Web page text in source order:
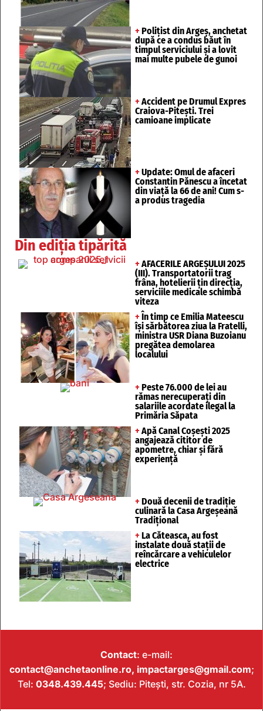
+ Polițist din Argeș, anchetat
după ce a condus băut în
timpul serviciului și a lovit
mai multe pubele de gunoi
+ Accident pe Drumul Expres
Craiova-Pitești. Trei
camioane implicate
+ Update: Omul de afaceri
Constantin Pănescu a încetat
din viață la 66 de ani! Cum s-
a produs tragedia
Din ediția tipărită
+ AFACERILE ARGEȘULUI 2025
(III). Transportatorii trag
frâna, hotelierii țin direcția,
serviciile medicale schimbă
viteza
+ În timp ce Emilia Mateescu
își sărbătorea ziua la Fratelli,
ministra USR Diana Buzoianu
pregătea demolarea
localului
+ Peste 76.000 de lei au
rămas nerecuperați din
salariile acordate ilegal la
Primăria Săpata
+ Apă Canal Coșești 2025
angajează cititor de
apometre, chiar și fără
experiență
+ Două decenii de tradiție
culinară la Casa Argeșeană
Tradițional
+ La Căteasca, au fost
instalate două stații de
reîncărcare a vehiculelor
electrice
Contact: e-mail:
contact@anchetaonline.ro, impactarges@gmail.com;
Tel: 0348.439.445; Sediu: Pitești, str. Cozia, nr 5A.